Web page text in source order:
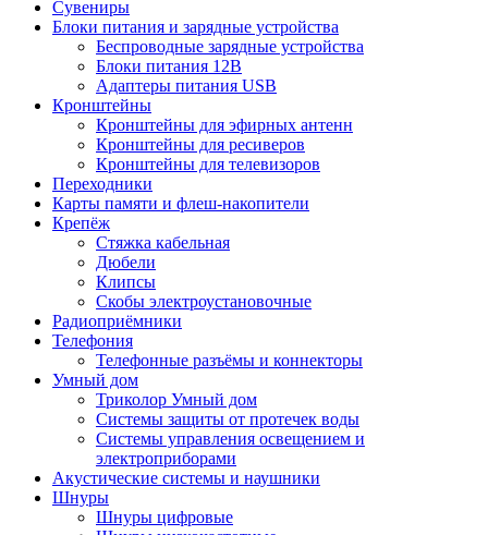
Сувениры
Блоки питания и зарядные устройства
Беспроводные зарядные устройства
Блоки питания 12В
Адаптеры питания USB
Кронштейны
Кронштейны для эфирных антенн
Кронштейны для ресиверов
Кронштейны для телевизоров
Переходники
Карты памяти и флеш-накопители
Крепёж
Стяжка кабельная
Дюбели
Клипсы
Скобы электроустановочные
Радиоприёмники
Телефония
Телефонные разъёмы и коннекторы
Умный дом
Триколор Умный дом
Системы защиты от протечек воды
Системы управления освещением и
электроприборами
Акустические системы и наушники
Шнуры
Шнуры цифровые